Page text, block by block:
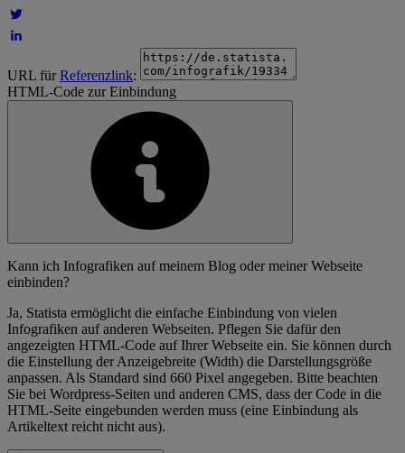
URL fürReferenzlink:
HTML-Code zur Einbindung
Kann ich Infografiken auf meinem Blog oder meiner Webseite
einbinden?
Ja, Statista ermöglicht die einfache Einbindung von vielen
Infografiken auf anderen Webseiten. Pflegen Sie dafür den
angezeigten HTML-Code auf Ihrer Webseite ein. Sie können durch
die Einstellung der Anzeigebreite (Width) die Darstellungsgröße
anpassen. Als Standard sind 660 Pixel angegeben. Bitte beachten
Sie bei Wordpress-Seiten und anderen CMS, dass der Code in die
HTML-Seite eingebunden werden muss (eine Einbindung als
Artikeltext reicht nicht aus).